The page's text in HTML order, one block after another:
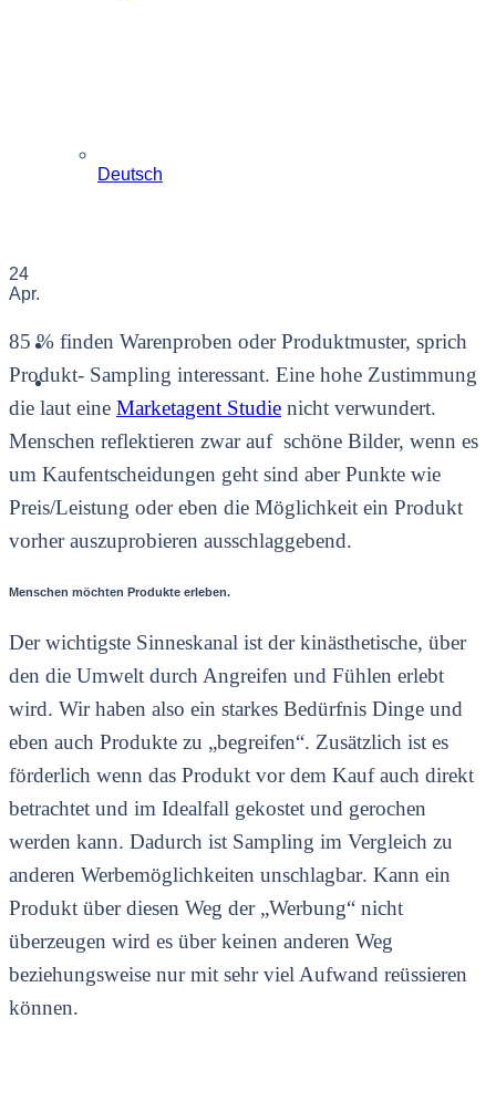
Deutsch
24
Apr.
85 % finden Warenproben oder Produktmuster, sprich
Produkt- Sampling interessant. Eine hohe Zustimmung
die laut eine Marketagent Studie nicht verwundert.
Menschen reflektieren zwar auf schöne Bilder, wenn es
um Kaufentscheidungen geht sind aber Punkte wie
Preis/Leistung oder eben die Möglichkeit ein Produkt
vorher auszuprobieren ausschlaggebend.
Menschen möchten Produkte erleben.
Der wichtigste Sinneskanal ist der kinästhetische, über
den die Umwelt durch Angreifen und Fühlen erlebt
wird. Wir haben also ein starkes Bedürfnis Dinge und
eben auch Produkte zu „begreifen“. Zusätzlich ist es
förderlich wenn das Produkt vor dem Kauf auch direkt
betrachtet und im Idealfall gekostet und gerochen
werden kann. Dadurch ist Sampling im Vergleich zu
anderen Werbemöglichkeiten unschlagbar. Kann ein
Produkt über diesen Weg der „Werbung“ nicht
überzeugen wird es über keinen anderen Weg
beziehungsweise nur mit sehr viel Aufwand reüssieren
können.